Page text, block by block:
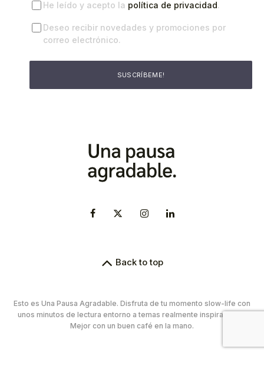
He leído y acepto la política de privacidad.
Deseo recibir novedades y promociones por
correo electrónico.
Back to top
Esto es Una Pausa Agradable. Disfruta de tu momento slow-life con
unos minutos de lectura entorno a temas realmente inspiradores.
Mejor con un buen café en la mano.